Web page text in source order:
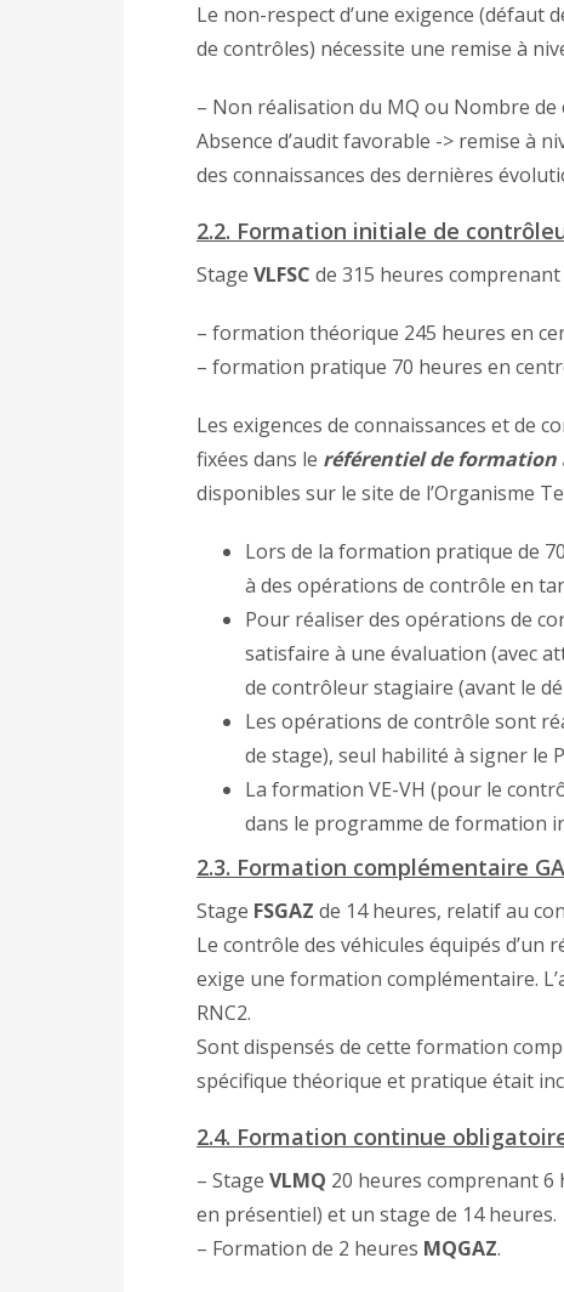
Le non-respect d’une exigence (défaut
de contrôles) nécessite une remise à
– Non réalisation du MQ ou Nombre
Absence d’audit favorable -> remise à
des connaissances des dernières
2.2. Formation initiale de
Stage VLFSC de 315 heures comprenant
– formation théorique 245 heures en
– formation pratique 70 heures en
Les exigences de connaissances et de
fixées dans le référentiel de formation
disponibles sur le site de l’Organisme
Lors de la formation pratique de
à des opérations de contrôle en
Pour réaliser des opérations de
satisfaire à une évaluation (avec
de contrôleur stagiaire (avant le
Les opérations de contrôle sont
de stage), seul habilité à signer le
La formation VE-VH (pour le
dans le programme de formation
2.3. Formation complémentaire
Stage FSGAZ de 14 heures, relatif au
Le contrôle des véhicules équipés d’un
exige une formation complémentaire.
RNC2.
Sont dispensés de cette formation
spécifique théorique et pratique était
2.4. Formation continue
– Stage VLMQ 20 heures comprenant
en présentiel) et un stage de 14 heures.
– Formation de 2 heures MQGAZ.